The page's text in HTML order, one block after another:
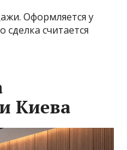
Оформляется у
сделка считается
Киева